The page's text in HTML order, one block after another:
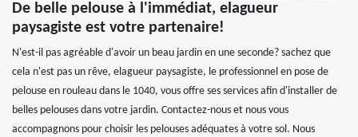
De belle pelouse à l'immédiat, elagueur
paysagiste est votre partenaire!
N'est-il pas agréable d'avoir un beau jardin en une seconde? sachez que
cela n'est pas un rêve, elagueur paysagiste, le professionnel en pose de
pelouse en rouleau dans le 1040, vous offre ses services afin d'installer de
belles pelouses dans votre jardin. Contactez-nous et nous vous
accompagnons pour choisir les pelouses adéquates à votre sol. Nous